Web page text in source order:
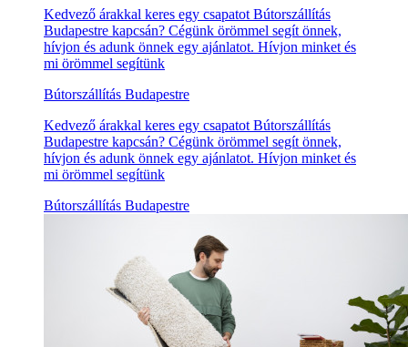
Kedvező árakkal keres egy csapatot Bútorszállítás
Budapestre kapcsán? Cégünk örömmel segít önnek,
hívjon és adunk önnek egy ajánlatot. Hívjon minket és
mi örömmel segítünk
Bútorszállítás Budapestre
Kedvező árakkal keres egy csapatot Bútorszállítás
Budapestre kapcsán? Cégünk örömmel segít önnek,
hívjon és adunk önnek egy ajánlatot. Hívjon minket és
mi örömmel segítünk
Bútorszállítás Budapestre